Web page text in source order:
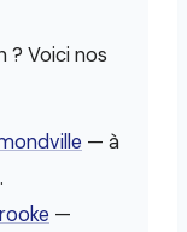
? Voici nos
— à
—